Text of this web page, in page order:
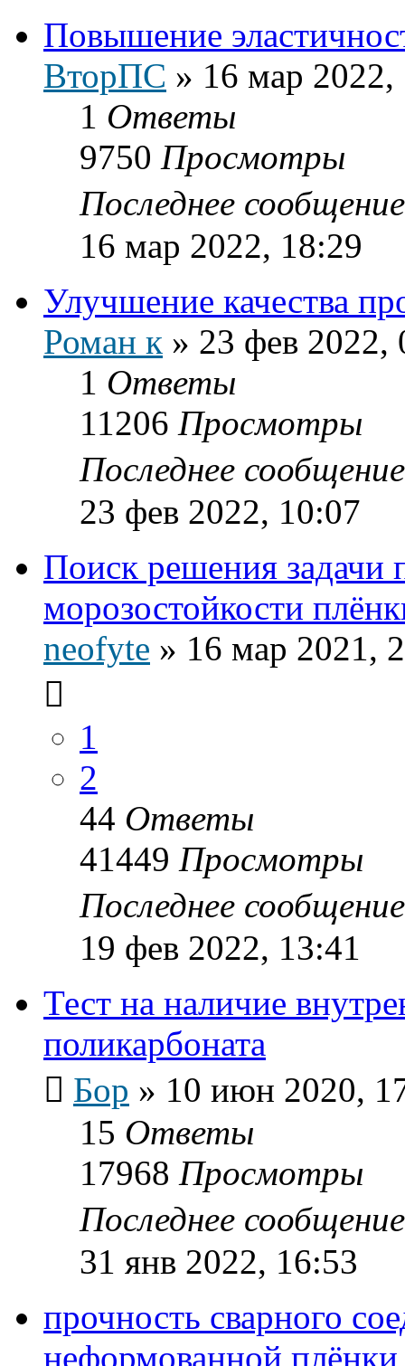
Повышение
ВторПС » 16 мар 2022,
1 Ответы
9750 Просмотры
Последнее
16 мар 2022, 18:29
Улучшение качества
Роман к » 23 фев 2022,
1 Ответы
11206 Просмотры
Последнее
23 фев 2022, 10:07
Поиск решения
морозостойкости
neofyte » 16 мар 2021,
1
2
44 Ответы
41449 Просмотры
Последнее
19 фев 2022, 13:41
Тест на наличие
поликарбоната
Бор » 10 июн 2020,
15 Ответы
17968 Просмотры
Последнее
31 янв 2022, 16:53
прочность сварного
неформованной плёнки